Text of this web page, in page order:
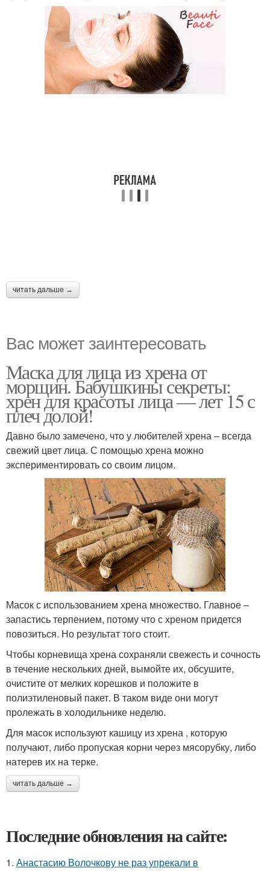
читать дальше →
Вас может заинтересовать
Маска для лица из хрена от
морщин. Бабушкины секреты:
хрен для красоты лица — лет 15 с
плеч долой!
Давно было замечено, что у любителей хрена – всегда
свежий цвет лица. С помощью хрена можно
экспериментировать со своим лицом.
Масок с использованием хрена множество. Главное –
запастись терпением, потому что с хреном придется
повозиться. Но результат того стоит.
Чтобы корневища хрена сохраняли свежесть и сочность
в течение нескольких дней, вымойте их, обсушите,
очистите от мелких корешков и положите в
полиэтиленовый пакет. В таком виде они могут
пролежать в холодильнике неделю.
Для масок используют кашицу из хрена , которую
получают, либо пропуская корни через мясорубку, либо
натерев их на терке.
читать дальше →
Последние обновления на сайте:
1. Анастасию Волочкову не раз упрекали в